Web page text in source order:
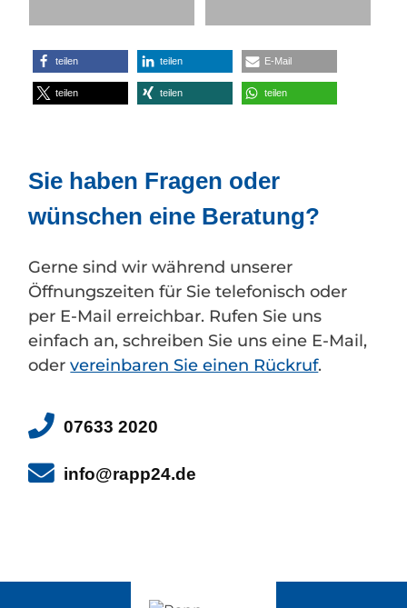
teilen teilen E-Mail
teilen teilen teilen
Sie haben Fragen oder
wünschen eine Beratung?
Gerne sind wir während unserer
Öffnungszeiten für Sie telefonisch oder
per E-Mail erreichbar. Rufen Sie uns
einfach an, schreiben Sie uns eine E-Mail,
odervereinbaren Sie einen Rückruf.
07633 2020
info@rapp24.de